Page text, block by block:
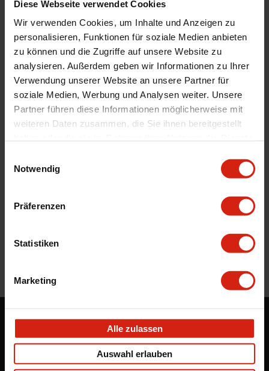
Diese Webseite verwendet Cookies
Wir verwenden Cookies, um Inhalte und Anzeigen zu
personalisieren, Funktionen für soziale Medien anbieten
zu können und die Zugriffe auf unsere Website zu
analysieren. Außerdem geben wir Informationen zu Ihrer
Verwendung unserer Website an unsere Partner für
soziale Medien, Werbung und Analysen weiter. Unsere
Partner führen diese Informationen möglicherweise mit
weiteren Daten zusammen, die Sie ihnen bereitgestellt
Notwendig
Präferenzen
Statistiken
Marketing
Alle zulassen
Auswahl erlauben
König Oversteer Felgen 19 Zoll
8.5J ET42 5x108 Guss Gloss
Ausreichend auf Lager im zweiten
Lagerhaus. Voraussichtliche Lieferzeit
beträgt 2-4 Werktage
352,00 €
Bestellt vor 16:00 Uhr
verschickt am selben Tag
Du hast immer eine 14-tägige Rückgabefrist um
Professioneller Rat nötig?
Möchten Sie auf dem Laufenden bleiben?
Melden Sie sich für unseren Newsletter an!
ABONNIEREN